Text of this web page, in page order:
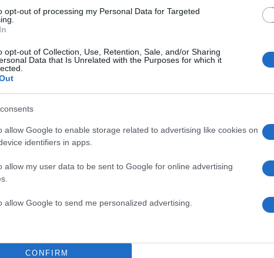
opt-out of processing my Personal Data for Targeted
opt-out of Collection, Use, Retention, Sale, and/or Sharing
Data that Is Unrelated with the Purposes for which it
allow Google to enable storage related to advertising like cookies on
identifiers in apps.
allow my user data to be sent to Google for online advertising
allow Google to send me personalized advertising.
CONFIRM
στον Παναθηναϊκό και σε λίγες μέρες θα
με τον νέο τεχνικό της ομάδας, Ζέλικο